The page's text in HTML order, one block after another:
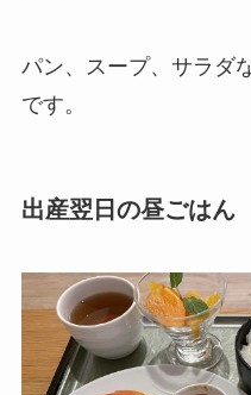
パン、スープ、サラダ
です。
出産翌日の昼ごはん